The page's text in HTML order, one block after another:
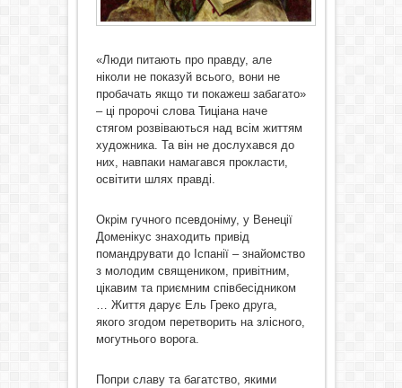
«Люди питають про правду, але
ніколи не показуй всього, вони не
пробачать якщо ти покажеш забагато»
– ці пророчі слова Тиціана наче
стягом розвіваються над всім життям
художника. Та він не дослухався до
них, навпаки намагався прокласти,
освітити шлях правді.
Окрім гучного псевдоніму, у Венеції
Доменікус знаходить привід
помандрувати до Іспанії – знайомство
з молодим священиком, привітним,
цікавим та приємним співбесідником
… Життя дарує Ель Греко друга,
якого згодом перетворить на злісного,
могутнього ворога.
Попри славу та багатство, якими